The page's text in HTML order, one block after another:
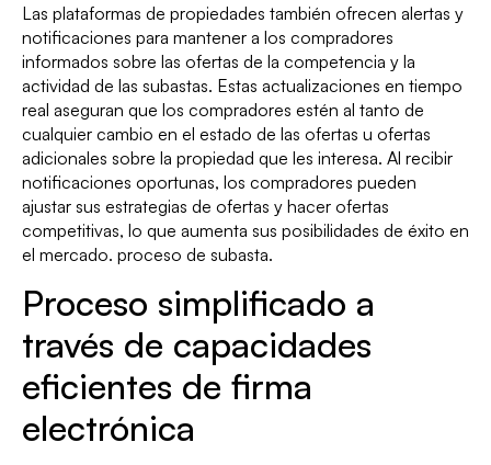
Las plataformas de propiedades también ofrecen alertas y
notificaciones para mantener a los compradores
informados sobre las ofertas de la competencia y la
actividad de las subastas. Estas actualizaciones en tiempo
real aseguran que los compradores estén al tanto de
cualquier cambio en el estado de las ofertas u ofertas
adicionales sobre la propiedad que les interesa. Al recibir
notificaciones oportunas, los compradores pueden
ajustar sus estrategias de ofertas y hacer ofertas
competitivas, lo que aumenta sus posibilidades de éxito en
el mercado. proceso de subasta.
Proceso simplificado a
través de capacidades
eficientes de firma
electrónica